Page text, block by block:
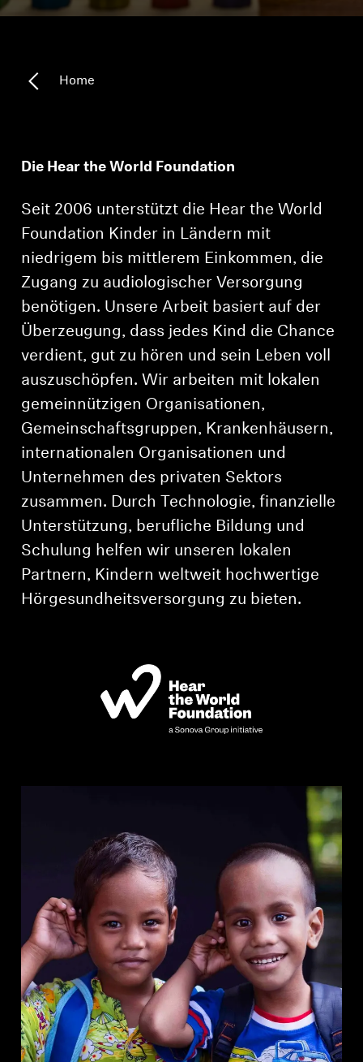
Original-Hörteile & Zubehör
Soundbars
AMBEO Soundbars und Subs
AMBEO entdecken
AMBEO Ersatzteile & Zubehör
Entdecken
Innovationen
Home
Die Hear the World Foundation
Seit 2006 unterstützt die Hear the World
Foundation Kinder in Ländern mit
niedrigem bis mittlerem Einkommen, die
Zugang zu audiologischer Versorgung
benötigen. Unsere Arbeit basiert auf der
Überzeugung, dass jedes Kind die Chance
verdient, gut zu hören und sein Leben voll
auszuschöpfen. Wir arbeiten mit lokalen
gemeinnützigen Organisationen,
Gemeinschaftsgruppen, Krankenhäusern,
internationalen Organisationen und
Unternehmen des privaten Sektors
zusammen. Durch Technologie, finanzielle
Unterstützung, berufliche Bildung und
Schulung helfen wir unseren lokalen
Partnern, Kindern weltweit hochwertige
Hörgesundheitsversorgung zu bieten.